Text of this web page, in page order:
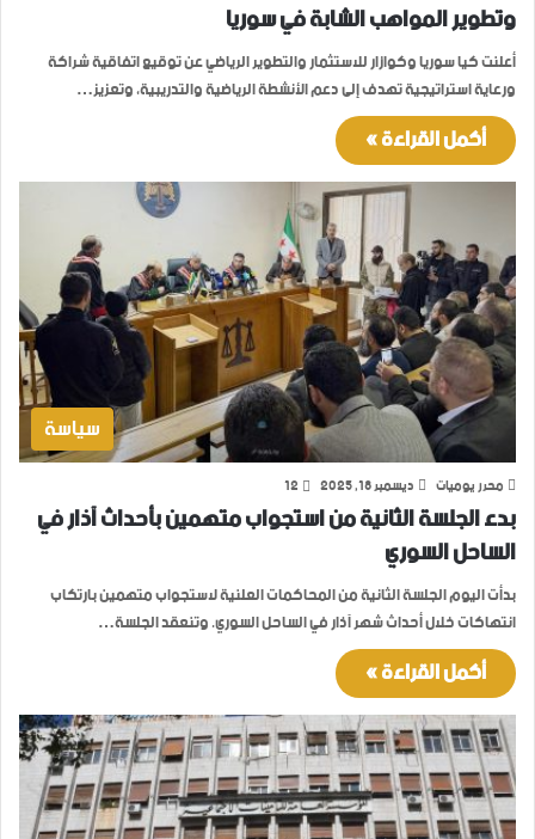
وتطوير المواهب الشابة في سوريا
أعلنت كيا سوريا وكوازار للاستثمار والتطوير الرياضي عن توقيع اتفاقية شراكة
ورعاية استراتيجية تهدف إلى دعم الأنشطة الرياضية والتدريبية، وتعزيز…
أكمل القراءة »
سياسة
محرر يوميات ديسمبر 18, 2025 12
بدء الجلسة الثانية من استجواب متهمين بأحداث آذار في
الساحل السوري
بدأت اليوم الجلسة الثانية من المحاكمات العلنية لاستجواب متهمين بارتكاب
انتهاكات خلال أحداث شهر آذار في الساحل السوري. وتنعقد الجلسة…
أكمل القراءة »